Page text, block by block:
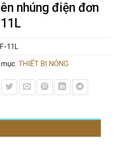
nhúng điện đơn
11L
THIẾT BỊ NÓNG